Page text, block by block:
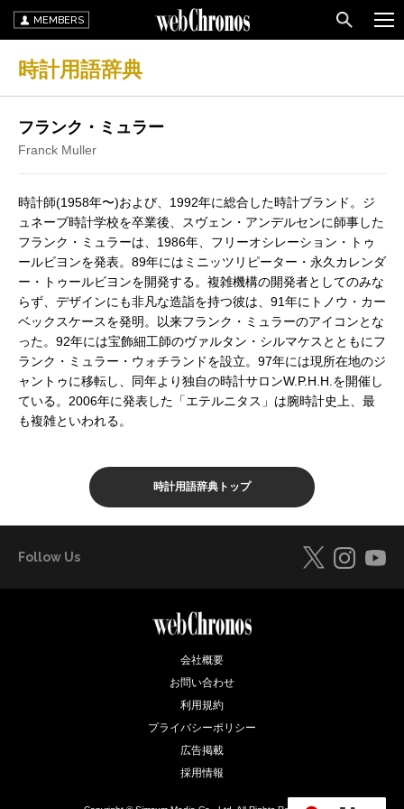
MEMBERS
時計用語辞典
フランク・ミュラー
Franck Muller
時計師(1958年〜)および、1992年に総合した時計ブランド。ジ
ュネーブ時計学校を卒業後、スヴェン・アンデルセンに師事した
フランク・ミュラーは、1986年、フリーオシレーション・トゥ
ールビヨンを発表。89年にはミニッツリピーター・永久カレンダ
ー・トゥールビヨンを開発する。複雑機構の開発者としてのみな
らず、デザインにも非凡な造詣を持つ彼は、91年にトノウ・カー
ベックスケースを発明。以来フランク・ミュラーのアイコンとな
った。92年には宝飾細工師のヴァルタン・シルマケスとともにフ
ランク・ミュラー・ウォチランドを設立。97年には現所在地のジ
ャントゥに移転し、同年より独自の時計サロンW.P.H.H.を開催し
ている。2006年に発表した「エテルニタス」は腕時計史上、最
も複雑といわれる。
時計用語辞典トップ
Follow Us
会社概要
お問い合わせ
利用規約
プライバシーポリシー
広告掲載
採用情報